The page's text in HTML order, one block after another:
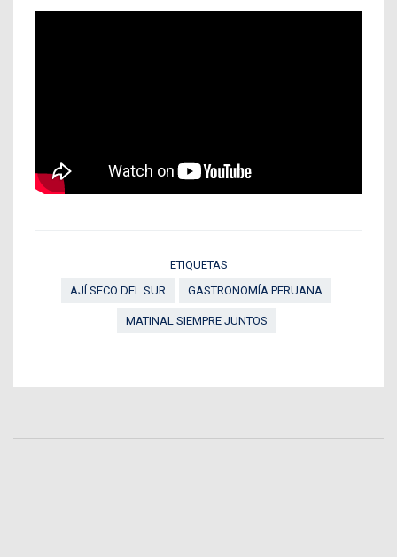
ETIQUETAS
AJÍ SECO DEL SUR
GASTRONOMÍA PERUANA
MATINAL SIEMPRE JUNTOS